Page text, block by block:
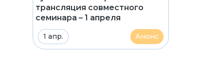
трансляция совместного
семинара – 1 апреля
1 апр. Анонс